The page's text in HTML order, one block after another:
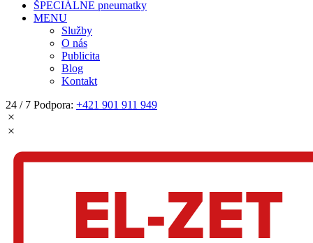
ŠPECIÁLNE pneumatky
MENU
Služby
O nás
Publicita
Blog
Kontakt
24 / 7 Podpora: +421 901 911 949